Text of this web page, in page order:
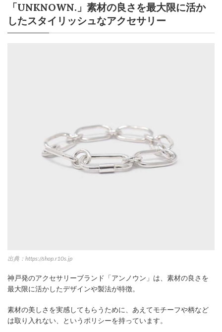
「UNKNOWN.」素材の良さを最大限に活か
したスタイリッシュなアクセサリー
出典：https://shop.r10s.jp
神戸発のアクセサリーブランド「アンノウン」は、素材の良さを
最大限に活かしたデザインや製法が特徴。
素材の美しさを実感してもらうために、あえてモチーフや柄など
は取り入れない、というポリシーを持っています。